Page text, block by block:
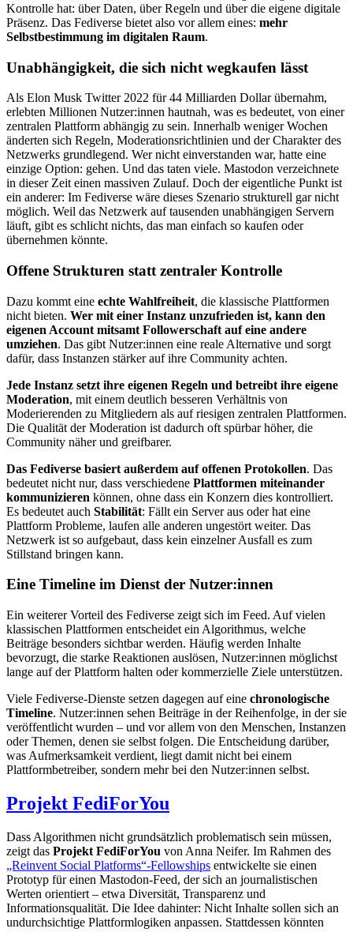
Kontrolle hat: über Daten, über Regeln und über die eigene digitale
Präsenz. Das Fediverse bietet also vor allem eines: mehr
Selbstbestimmung im digitalen Raum.
Unabhängigkeit, die sich nicht wegkaufen lässt
Als Elon Musk Twitter 2022 für 44 Milliarden Dollar übernahm,
erlebten Millionen Nutzer:innen hautnah, was es bedeutet, von einer
zentralen Plattform abhängig zu sein. Innerhalb weniger Wochen
änderten sich Regeln, Moderationsrichtlinien und der Charakter des
Netzwerks grundlegend. Wer nicht einverstanden war, hatte eine
einzige Option: gehen. Und das taten viele. Mastodon verzeichnete
in dieser Zeit einen massiven Zulauf. Doch der eigentliche Punkt ist
ein anderer: Im Fediverse wäre dieses Szenario strukturell gar nicht
möglich. Weil das Netzwerk auf tausenden unabhängigen Servern
läuft, gibt es schlicht nichts, das man einfach so kaufen oder
übernehmen könnte.
Offene Strukturen statt zentraler Kontrolle
Dazu kommt eine echte Wahlfreiheit, die klassische Plattformen
nicht bieten. Wer mit einer Instanz unzufrieden ist, kann den
eigenen Account mitsamt Followerschaft auf eine andere
umziehen. Das gibt Nutzer:innen eine reale Alternative und sorgt
dafür, dass Instanzen stärker auf ihre Community achten.
Jede Instanz setzt ihre eigenen Regeln und betreibt ihre eigene
Moderation, mit einem deutlich besseren Verhältnis von
Moderierenden zu Mitgliedern als auf riesigen zentralen Plattformen.
Die Qualität der Moderation ist dadurch oft spürbar höher, die
Community näher und greifbarer.
Das Fediverse basiert außerdem auf offenen Protokollen. Das
bedeutet nicht nur, dass verschiedene Plattformen miteinander
kommunizieren können, ohne dass ein Konzern dies kontrolliert.
Es bedeutet auch Stabilität: Fällt ein Server aus oder hat eine
Plattform Probleme, laufen alle anderen ungestört weiter. Das
Netzwerk ist so aufgebaut, dass kein einzelner Ausfall es zum
Stillstand bringen kann.
Eine Timeline im Dienst der Nutzer:innen
Ein weiterer Vorteil des Fediverse zeigt sich im Feed. Auf vielen
klassischen Plattformen entscheidet ein Algorithmus, welche
Beiträge besonders sichtbar werden. Häufig werden Inhalte
bevorzugt, die starke Reaktionen auslösen, Nutzer:innen möglichst
lange auf der Plattform halten oder kommerzielle Ziele unterstützen.
Viele Fediverse-Dienste setzen dagegen auf eine chronologische
Timeline. Nutzer:innen sehen Beiträge in der Reihenfolge, in der sie
veröffentlicht wurden – und vor allem von den Menschen, Instanzen
oder Themen, denen sie selbst folgen. Die Entscheidung darüber,
was Aufmerksamkeit verdient, liegt damit nicht bei einem
Plattformbetreiber, sondern mehr bei den Nutzer:innen selbst.
Projekt FediForYou
Dass Algorithmen nicht grundsätzlich problematisch sein müssen,
zeigt das Projekt FediForYou von Anna Neifer. Im Rahmen des
„Reinvent Social Platforms“-Fellowships entwickelte sie einen
Prototyp für einen Mastodon-Feed, der sich an journalistischen
Werten orientiert – etwa Diversität, Transparenz und
Informationsqualität. Die Idee dahinter: Nicht Inhalte sollen sich an
undurchsichtige Plattformlogiken anpassen. Stattdessen könnten